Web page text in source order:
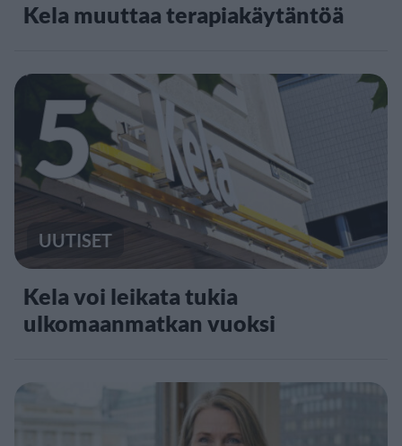
Kela muuttaa terapiakäytäntöä
5
UUTISET
Kela voi leikata tukia
ulkomaanmatkan vuoksi